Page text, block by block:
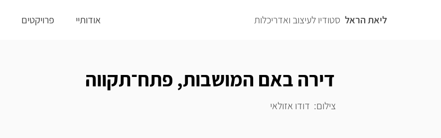
אודותיי פרויקטים סטודיו לעיצוב ואדריכלות ליאת הראל
דירה באם המושבות, פתח־תקווה
דודו אזולאי צילום: